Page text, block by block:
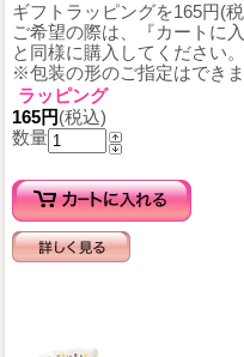
ギフトラッピングを165円(
ご希望の際は、『カートに
と同様に購入してください。
※包装の形のご指定はでき
ラッピング
165円(税込)
数量